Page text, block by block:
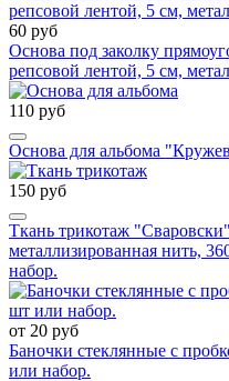
60 руб
Основа под заколку
репсовой лентой, 5 см,
110 руб
Основа для альбома
150 руб
Ткань трикотаж
металлизированная нить,
набор.
от 20 руб
Баночки стеклянные с
или набор.